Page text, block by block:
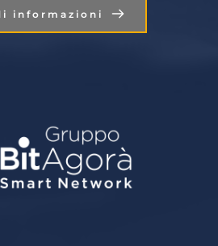
informazioni